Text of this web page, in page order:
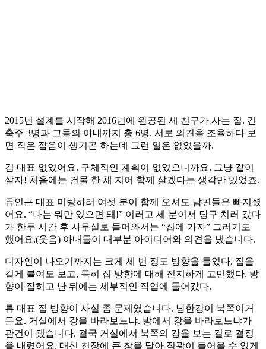
2015년 설계를 시작해 2016년에 완공된 세 친구가 사는 집. 건
축주 3명과 그들의 아내까지 총 6명. 서로 의견을 조율하다 보
면 작은 잡음이 생기곤 하는데 그런 일은 없었을까.
김 대표 없었어요. 구체적인 계획이 없었으니까요. 그냥 같이
살자! 처음에는 건물 한 채 지어 함께 살겠다는 생각만 있었죠.
류인근 대표 미팅하러 여섯 분이 함께 오셔도 남편들은 빠지셨
어요. “나는 뭐만 있으면 돼!” 이러고 세 분이서 당구 치러 갔다
가 한두 시간 후 사무실로 들어와서는 “집에 가자” 그러기도
했어요.(웃음) 아내들이 대부분 아이디어와 의견을 냈습니다.
디자인이 나오기까지는 크게 세 번 정도 방향을 틀었다. 집을
길게 붙여도 보고, 특히 집 방향에 대해 진지하게 고민했다. 방
향이 잡히고 난 뒤에는 세부적인 작업에 들어갔다.
류 대표 집 방향이 사실 좀 문제였습니다. 남한강이 북쪽이거
든요. 거실에서 강을 바라보느냐. 방에서 강을 바라보느냐가
관건이 됐습니다. 결국 거실에서 북쪽의 강을 보는 걸로 결정
을 내렸어요. 대신 천장에 큰 창을 달아 직광이 들어올 수 있게